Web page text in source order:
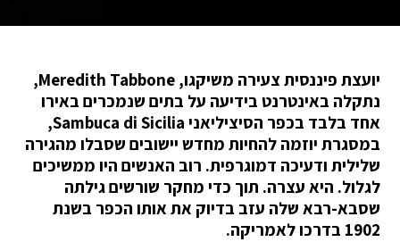
יועצת פיננסית צעירה משיקגו, Meredith Tabbone,
נתקלה באינטרנט בידיעה על בתים שנמכרים באירו
אחד בלבד בכפר הסיציליאני Sambuca di Sicilia,
במסגרת יוזמה להחיות מחדש יישובים שסבלו מהגירה
שלילית ודעיכה דמוגרפית. רוב האנשים היו ממשיכים
לגלול. היא עצרה. תוך כדי מחקר שורשים גילתה
שסבא-רבא שלה עזב בדיוק את אותו הכפר בשנת
1902 בדרכו לאמריקה.